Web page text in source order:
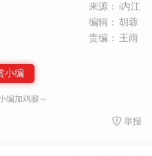
来源： i内江
编辑： 胡蓉
责编： 王雨
小编
编加鸡腿～
举报